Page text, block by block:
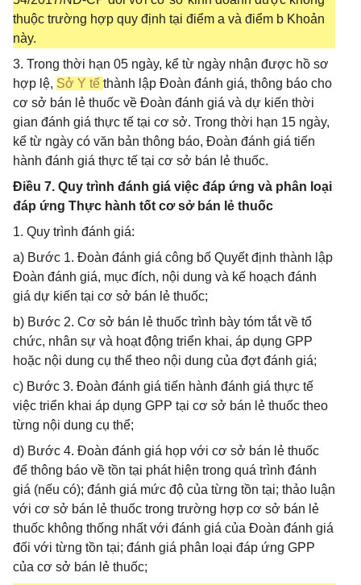
thuộc trường hợp quy định tại điểm a và điểm b Khoản
này.
3. Trong thời hạn 05 ngày, kể từ ngày nhận được hồ sơ
hợp lệ, Sở Y tế thành lập Đoàn đánh giá, thông báo cho
cơ sở bán lẻ thuốc về Đoàn đánh giá và dự kiến thời
gian đánh giá thực tế tại cơ sở. Trong thời hạn 15 ngày,
kể từ ngày có văn bản thông báo, Đoàn đánh giá tiến
hành đánh giá thực tế tại cơ sở bán lẻ thuốc.
Điều 7. Quy trình đánh giá việc đáp ứng và phân loại
đáp ứng Thực hành tốt cơ sở bán lẻ thuốc
1. Quy trình đánh giá:
a) Bước 1. Đoàn đánh giá công bố Quyết định thành lập
Đoàn đánh giá, mục đích, nội dung và kế hoạch đánh
giá dự kiến tại cơ sở bán lẻ thuốc;
b) Bước 2. Cơ sở bán lẻ thuốc trình bày tóm tắt về tổ
chức, nhân sự và hoạt động triển khai, áp dụng GPP
hoặc nội dung cụ thể theo nội dung của đợt đánh giá;
c) Bước 3. Đoàn đánh giá tiến hành đánh giá thực tế
việc triển khai áp dụng GPP tại cơ sở bán lẻ thuốc theo
từng nội dung cụ thể;
d) Bước 4. Đoàn đánh giá họp với cơ sở bán lẻ thuốc
để thông báo về tồn tại phát hiện trong quá trình đánh
giá (nếu có); đánh giá mức độ của từng tồn tại; thảo luận
với cơ sở bán lẻ thuốc trong trường hợp cơ sở bán lẻ
thuốc không thống nhất với đánh giá của Đoàn đánh giá
đối với từng tồn tại; đánh giá phân loại đáp ứng GPP
của cơ sở bán lẻ thuốc;